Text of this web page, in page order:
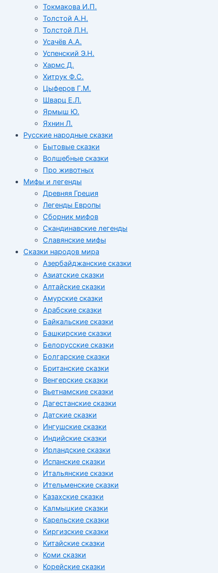
Токмакова И.П.
Толстой А.Н.
Толстой Л.Н.
Усачёв А.А.
Успенский Э.Н.
Хармс Д.
Хитрук Ф.С.
Цыферов Г.М.
Шварц Е.Л.
Ярмыш Ю.
Яхнин Л.
Русские народные сказки
Бытовые сказки
Волшебные сказки
Про животных
Мифы и легенды
Древняя Греция
Легенды Европы
Сборник мифов
Скандинавские легенды
Славянские мифы
Сказки народов мира
Азербайджанские сказки
Азиатские сказки
Алтайские сказки
Амурские сказки
Арабские сказки
Байкальские сказки
Башкирские сказки
Белорусские сказки
Болгарские сказки
Британские сказки
Венгерские сказки
Вьетнамские сказки
Дагестанские сказки
Датские сказки
Ингушские сказки
Индийские сказки
Ирландские сказки
Испанские сказки
Итальянские сказки
Ительменские сказки
Казахские сказки
Калмыцкие сказки
Карельские сказки
Киргизские сказки
Китайские сказки
Коми сказки
Корейские сказки